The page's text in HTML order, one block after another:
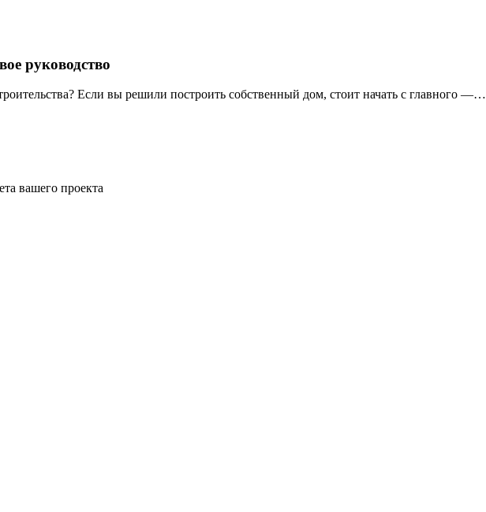
руководство
Если вы решили построить собственный дом, стоит начать с главного —…
вашего проекта